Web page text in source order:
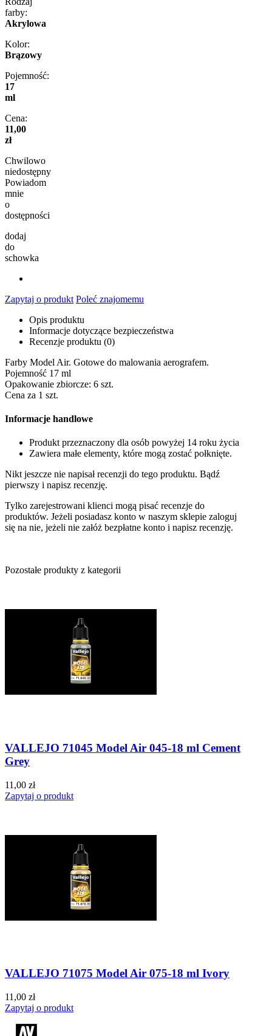
farby:
Akrylowa
Kolor:
Brązowy
Pojemność:
17
ml
Cena:
11,00
zł
Chwilowo
niedostępny
Powiadom
mnie
o
dostępności
dodaj
do
schowka
Zapytaj o produkt Poleć znajomemu
Opis produktu
Informacje dotyczące bezpieczeństwa
Recenzje produktu (0)
Farby Model Air. Gotowe do malowania aerografem.
Pojemność 17 ml
Opakowanie zbiorcze: 6 szt.
Cena za 1 szt.
Informacje handlowe
Produkt przeznaczony dla osób powyżej 14 roku życia
Zawiera małe elementy, które mogą zostać połknięte.
Nikt jeszcze nie napisał recenzji do tego produktu. Bądź
pierwszy i napisz recenzję.
Tylko zarejestrowani klienci mogą pisać recenzje do
produktów. Jeżeli posiadasz konto w naszym sklepie zaloguj
się na nie, jeżeli nie załóż bezpłatne konto i napisz recenzję.
Pozostałe produkty z kategorii
VALLEJO 71045 Model Air 045-18 ml Cement
Grey
11,00 zł
Zapytaj o produkt
VALLEJO 71075 Model Air 075-18 ml Ivory
11,00 zł
Zapytaj o produkt